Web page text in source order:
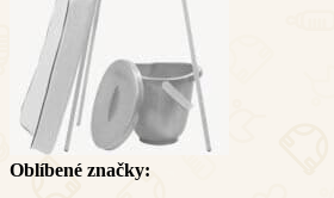
Oblíbené značky: